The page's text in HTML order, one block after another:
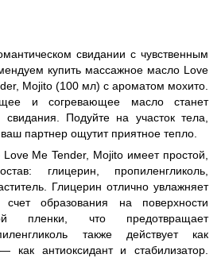
свидании с чувственным
купить массажное масло Love
Mojito (100 мл) с ароматом мохито.
и согревающее масло станет
Подуйте на участок тела,
партнер ощутит приятное тепло.
Me Tender, Mojito имеет простой,
глицерин, пропиленгликоль,
Глицерин отлично увлажняет
образования на поверхности
пленки, что предотвращает
также действует как
антиоксидант и стабилизатор.